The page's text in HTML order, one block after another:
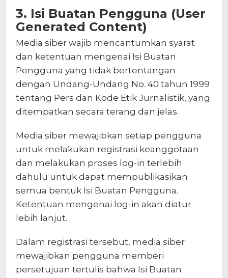
3. Isi Buatan Pengguna (User
Generated Content)
Media siber wajib mencantumkan syarat
dan ketentuan mengenai Isi Buatan
Pengguna yang tidak bertentangan
dengan Undang-Undang No. 40 tahun 1999
tentang Pers dan Kode Etik Jurnalistik, yang
ditempatkan secara terang dan jelas.
Media siber mewajibkan setiap pengguna
untuk melakukan registrasi keanggotaan
dan melakukan proses log-in terlebih
dahulu untuk dapat mempublikasikan
semua bentuk Isi Buatan Pengguna.
Ketentuan mengenai log-in akan diatur
lebih lanjut.
Dalam registrasi tersebut, media siber
mewajibkan pengguna memberi
persetujuan tertulis bahwa Isi Buatan